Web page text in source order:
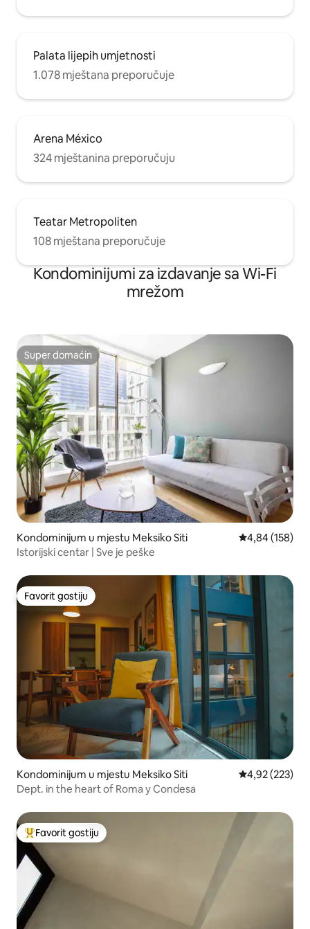
Palata lijepih umjetnosti
1.078 mještana preporučuje
Arena México
324 mještanina preporučuju
Teatar Metropoliten
108 mještana preporučuje
Kondominijumi za izdavanje sa Wi-Fi
mrežom
Super domaćin
Super domaćin
Kondominijum u mjestu Meksiko Siti prosječna
4,84 (158)
Istorijski centar | Sve je peške
Favorit gostiju
Favorit gostiju
Kondominijum u mjestu Meksiko Siti prosječna
4,92 (223)
Dept. in the heart of Roma y Condesa
Glavni favorit gostiju
Favorit gostiju